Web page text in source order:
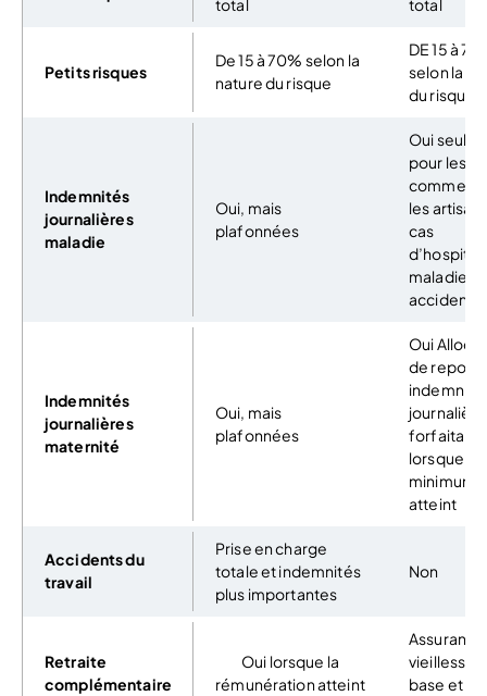
total total
Petits risques
De 15 à 70% selon la
nature du risque
DE 15 à
selon la
du risque
Indemnités
journalières
maladie
Oui, mais
plafonnées
Oui
pour les
les
cas
maladie
accident.
Indemnités
journalières
maternité
Oui, mais
plafonnées
Oui
de repos
indemnité
journalière
forfaitaire
lorsque le
minimum
atteint
Accidents du
travail
Prise en charge
totale et indemnités
plus importantes
Non
Retraite
complémentaire
Oui lorsque la
rémunération atteint
vieillesse
base et